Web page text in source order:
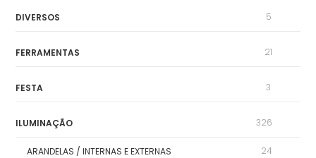
DIVERSOS 5
FERRAMENTAS 21
FESTA 3
ILUMINAÇÃO 326
ARANDELAS / INTERNAS E EXTERNAS 24